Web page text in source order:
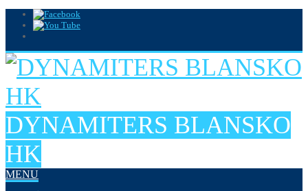
DYNAMITERS BLANSKO
HK
MENU